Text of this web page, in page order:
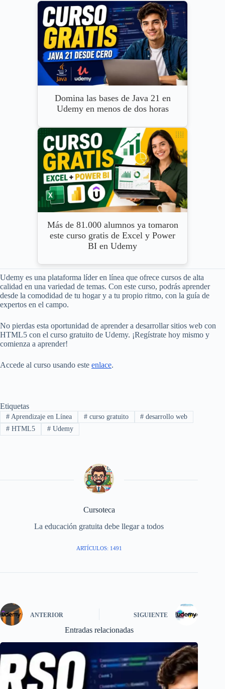
Domina las bases de Java 21 en
Udemy en menos de dos horas
Más de 81.000 alumnos ya tomaron
este curso gratis de Excel y Power
BI en Udemy
Udemy es una plataforma líder en línea que ofrece cursos de alta
calidad en una variedad de temas. Con este curso, podrás aprender
desde la comodidad de tu hogar y a tu propio ritmo, con la guía de
expertos en el campo.
No pierdas esta oportunidad de aprender a desarrollar sitios web con
HTML5 con el curso gratuito de Udemy. ¡Regístrate hoy mismo y
comienza a aprender!
Accede al curso usando este enlace.
Etiquetas
#Aprendizaje en Línea #curso gratuito # desarrollo web
#HTML5 #Udemy
Cursoteca
La educación gratuita debe llegar a todos
ARTÍCULOS: 1491
ANTERIOR SIGUIENTE
Entradas relacionadas